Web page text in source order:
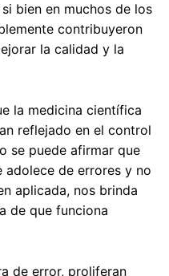
bien en muchos de los
contribuyeron
la calidad y la
la medicina científica
reflejado en el control
se puede afirmar que
adolece de errores y no
aplicada, nos brinda
de que funciona
de error, proliferan